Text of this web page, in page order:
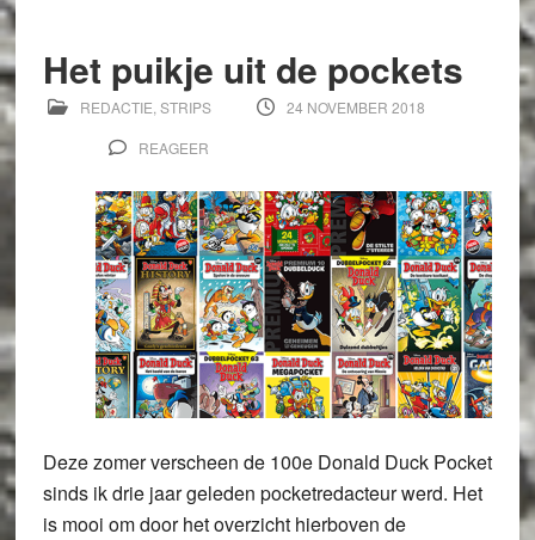
Het puikje uit de pockets
REDACTIE,STRIPS
24 NOVEMBER 2018
REAGEER
Deze zomer verscheen de 100e Donald Duck Pocket
sinds ik drie jaar geleden pocketredacteur werd. Het
is mooi om door het overzicht hierboven de